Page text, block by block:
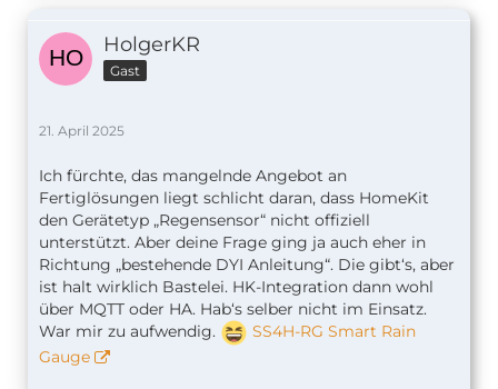
HolgerKR
Gast
21. April 2025
Ich fürchte, das mangelnde Angebot an
Fertiglösungen liegt schlicht daran, dass HomeKit
den Gerätetyp „Regensensor“ nicht offiziell
unterstützt. Aber deine Frage ging ja auch eher in
Richtung „bestehende DYI Anleitung“. Die gibt‘s, aber
ist halt wirklich Bastelei. HK-Integration dann wohl
über MQTT oder HA. Hab‘s selber nicht im Einsatz.
War mir zu aufwendig.
SS4H-RG Smart Rain
Gauge